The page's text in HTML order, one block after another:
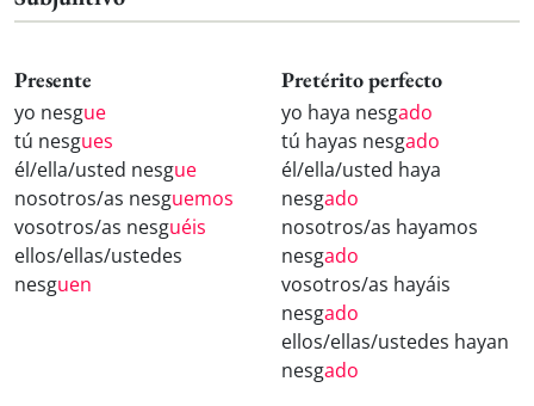
Presente
yo nesgue
tú nesgues
él/ella/usted nesgue
nosotros/as nesguemos
vosotros/as nesguéis
ellos/ellas/ustedes
nesguen
Pretérito perfecto
yo haya nesgado
tú hayas nesgado
él/ella/usted haya
nesgado
nosotros/as hayamos
nesgado
vosotros/as hayáis
nesgado
ellos/ellas/ustedes hayan
nesgado